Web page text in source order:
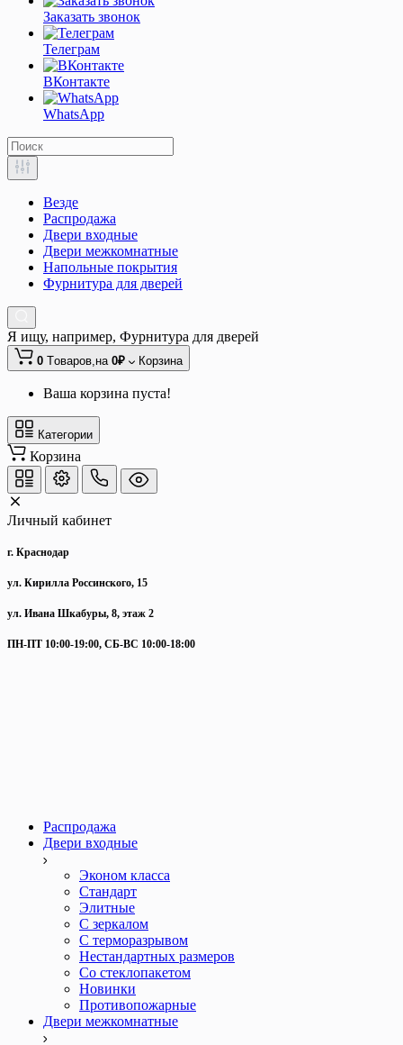
Заказать звонок
Телеграм
ВКонтакте
WhatsApp
Везде
Распродажа
Двери входные
Двери межкомнатные
Напольные покрытия
Фурнитура для дверей
Я ищу, например, Фурнитура для дверей
0 Tоваров,на 0₽ Корзина
Ваша корзина пуста!
Категории
Корзина
Личный кабинет
г. Краснодар
ул. Кирилла Россинского, 15
ул. Ивана Шкабуры, 8, этаж 2
ПН-ПТ 10:00-19:00, СБ-ВС 10:00-18:00
Распродажа
Двери входные
Эконом класса
Стандарт
Элитные
С зеркалом
С терморазрывом
Нестандартных размеров
Со стеклопакетом
Новинки
Противопожарные
Двери межкомнатные